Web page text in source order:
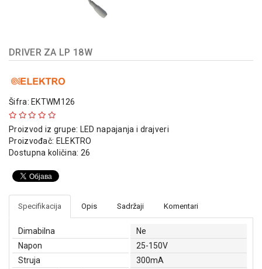
Instalacioni
Napajanja
kontrola
osvetljenja
Baterijska
DRIVER ZA LP 18W
Šifra: EKTWM126
Proizvod iz grupe: LED napajanja i drajveri
Proizvođač: ELEKTRO
Dostupna količina: 26
Specifikacija Opis Sadržaji Komentari
Dimabilna
Ne
Napon
25-150V
Struja
300mA